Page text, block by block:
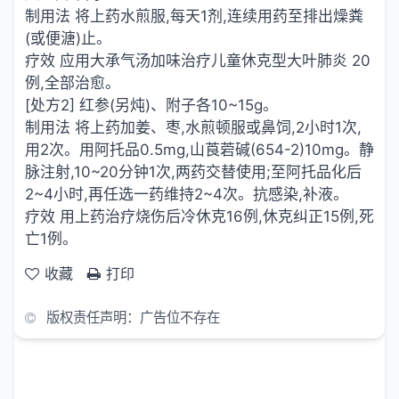
制用法 将上药水煎服,每天1剂,连续用药至排出燥粪
(或便溏)止。
疗效 应用大承气汤加味治疗儿童休克型大叶肺炎 20
例,全部治愈。
[处方2] 红参(另炖)、附子各10~15g。
制用法 将上药加姜、枣,水煎顿服或鼻饲,2小时1次,
用2次。用阿托品0.5mg,山莨菪碱(654-2)10mg。静
脉注射,10~20分钟1次,两药交替使用;至阿托品化后
2~4小时,再任选一药维持2~4次。抗感染,补液。
疗效 用上药治疗烧伤后冷休克16例,休克纠正15例,死
亡1例。
收藏
打印
版权责任声明：广告位不存在